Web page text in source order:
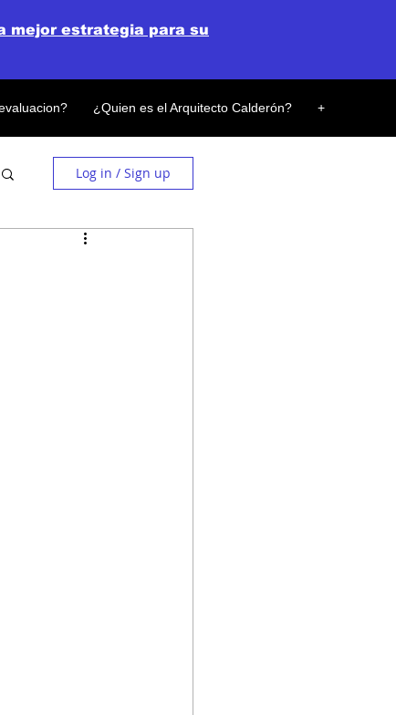
¿Quien es el Arquitecto Calderón? +
mejor estrategia para su
Log in / Sign up